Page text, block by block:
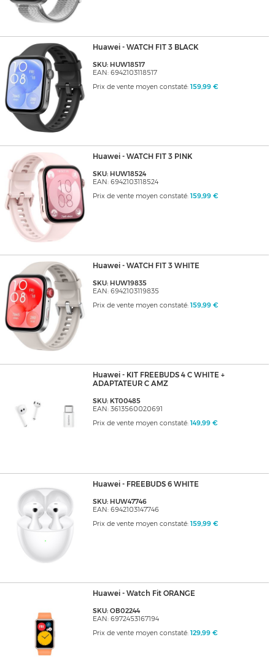
Huawei - WATCH FIT 3 BLACK
SKU: HUW18517
EAN: 6942103118517
Prix de vente moyen constaté: 159,99 €
Huawei - WATCH FIT 3 PINK
SKU: HUW18524
EAN: 6942103118524
Prix de vente moyen constaté: 159,99 €
Huawei - WATCH FIT 3 WHITE
SKU: HUW19835
EAN: 6942103119835
Prix de vente moyen constaté: 159,99 €
Huawei - KIT FREEBUDS 4 C WHITE +
ADAPTATEUR C AMZ
SKU: KT00485
EAN: 3613560020691
Prix de vente moyen constaté: 149,99 €
Huawei - FREEBUDS 6 WHITE
SKU: HUW47746
EAN: 6942103147746
Prix de vente moyen constaté: 159,99 €
Huawei - Watch Fit ORANGE
SKU: OB02244
EAN: 6972453167194
Prix de vente moyen constaté: 129,99 €